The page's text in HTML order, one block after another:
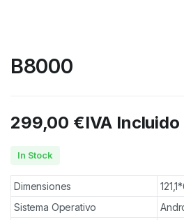
B8000
299,00 €IVA Incluido
In Stock
Dimensiones
Sistema Operativo